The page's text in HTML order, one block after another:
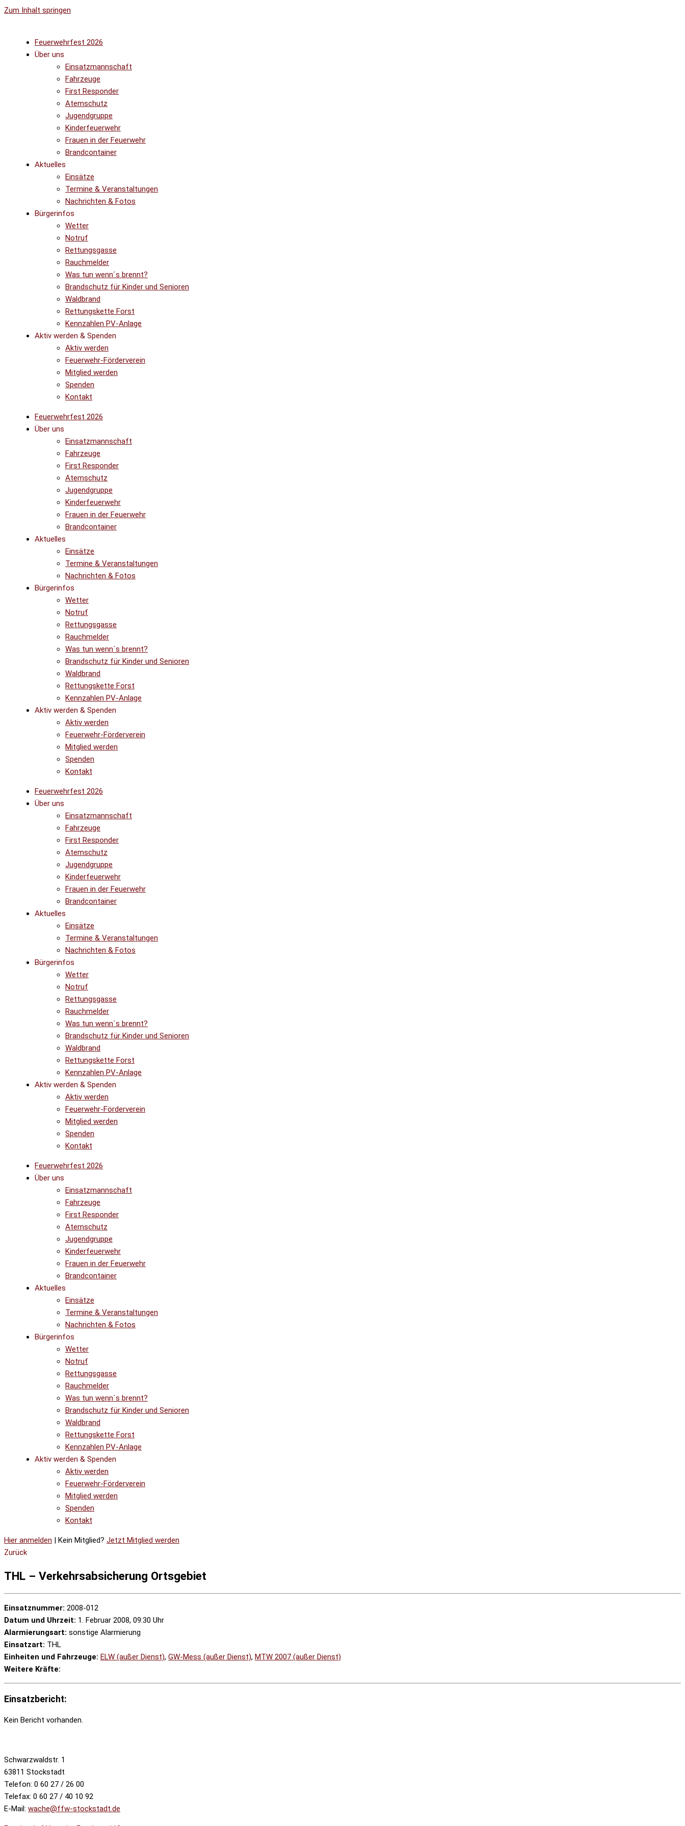
Zum Inhalt springen
Feuerwehrfest 2026
Über uns
Einsatzmannschaft
Fahrzeuge
First Responder
Atemschutz
Jugendgruppe
Kinderfeuerwehr
Frauen in der Feuerwehr
Brandcontainer
Aktuelles
Einsätze
Termine & Veranstaltungen
Nachrichten & Fotos
Bürgerinfos
Wetter
Notruf
Rettungsgasse
Rauchmelder
Was tun wenn´s brennt?
Brandschutz für Kinder und Senioren
Waldbrand
Rettungskette Forst
Kennzahlen PV-Anlage
Aktiv werden & Spenden
Aktiv werden
Feuerwehr-Förderverein
Mitglied werden
Spenden
Kontakt
Feuerwehrfest 2026
Über uns
Einsatzmannschaft
Fahrzeuge
First Responder
Atemschutz
Jugendgruppe
Kinderfeuerwehr
Frauen in der Feuerwehr
Brandcontainer
Aktuelles
Einsätze
Termine & Veranstaltungen
Nachrichten & Fotos
Bürgerinfos
Wetter
Notruf
Rettungsgasse
Rauchmelder
Was tun wenn´s brennt?
Brandschutz für Kinder und Senioren
Waldbrand
Rettungskette Forst
Kennzahlen PV-Anlage
Aktiv werden & Spenden
Aktiv werden
Feuerwehr-Förderverein
Mitglied werden
Spenden
Kontakt
Feuerwehrfest 2026
Über uns
Einsatzmannschaft
Fahrzeuge
First Responder
Atemschutz
Jugendgruppe
Kinderfeuerwehr
Frauen in der Feuerwehr
Brandcontainer
Aktuelles
Einsätze
Termine & Veranstaltungen
Nachrichten & Fotos
Bürgerinfos
Wetter
Notruf
Rettungsgasse
Rauchmelder
Was tun wenn´s brennt?
Brandschutz für Kinder und Senioren
Waldbrand
Rettungskette Forst
Kennzahlen PV-Anlage
Aktiv werden & Spenden
Aktiv werden
Feuerwehr-Förderverein
Mitglied werden
Spenden
Kontakt
Feuerwehrfest 2026
Über uns
Einsatzmannschaft
Fahrzeuge
First Responder
Atemschutz
Jugendgruppe
Kinderfeuerwehr
Frauen in der Feuerwehr
Brandcontainer
Aktuelles
Einsätze
Termine & Veranstaltungen
Nachrichten & Fotos
Bürgerinfos
Wetter
Notruf
Rettungsgasse
Rauchmelder
Was tun wenn´s brennt?
Brandschutz für Kinder und Senioren
Waldbrand
Rettungskette Forst
Kennzahlen PV-Anlage
Aktiv werden & Spenden
Aktiv werden
Feuerwehr-Förderverein
Mitglied werden
Spenden
Kontakt
Hier anmelden | Kein Mitglied? Jetzt Mitglied werden
Zurück
THL – Verkehrsabsicherung Ortsgebiet
Einsatznummer: 2008-012
Datum und Uhrzeit: 1. Februar 2008, 09:30 Uhr
Alarmierungsart: sonstige Alarmierung
Einsatzart: THL
Einheiten und Fahrzeuge: ELW (außer Dienst), GW-Mess (außer Dienst), MTW 2007 (außer Dienst)
Weitere Kräfte:
Einsatzbericht:
Kein Bericht vorhanden.
Schwarzwaldstr. 1
63811 Stockstadt
Telefon: 0 60 27 / 26 00
Telefax: 0 60 27 / 40 10 92
E-Mail: wache@ffw-stockstadt.de